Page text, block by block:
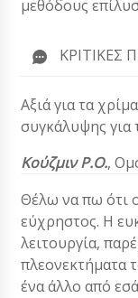
μεθόδους
ΚΡΙΤΙΚΈΣ
Αξιά για τα
συγκάλυψης για
Κούζμιν Ρ.Ο.,
Θέλω να πω ότι ο
εύχρηστος. Η
λειτουργία,
πλεονεκτήματα
ένα άλλο από